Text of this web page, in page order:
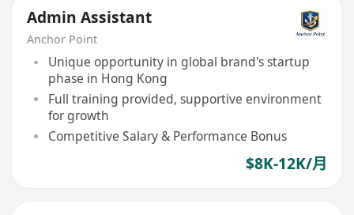
Admin Assistant
Anchor Point
Unique opportunity in global brand's startup
phase in Hong Kong
Full training provided, supportive environment
for growth
Competitive Salary & Performance Bonus
$8K-12K/月